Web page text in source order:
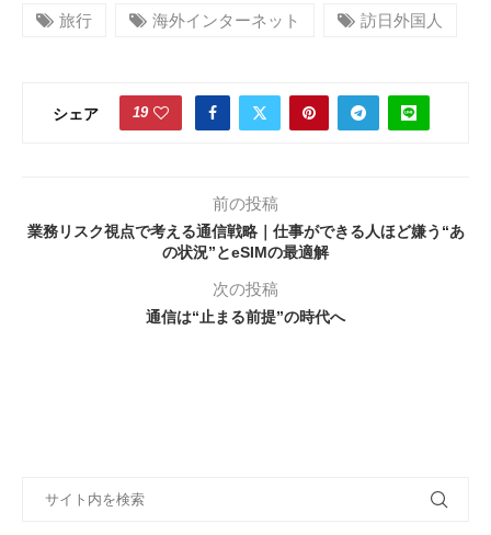
旅行 海外インターネット 訪日外国人
シェア 19
前の投稿
業務リスク視点で考える通信戦略｜仕事ができる人ほど嫌う“あ
の状況”とeSIMの最適解
次の投稿
通信は“止まる前提”の時代へ